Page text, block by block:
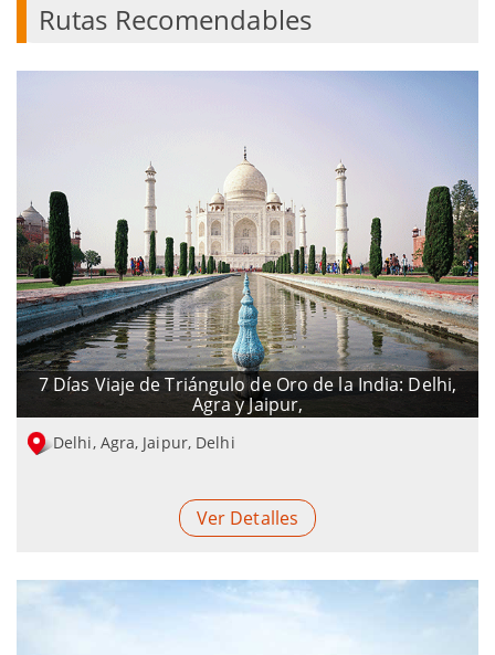
Rutas Recomendables
7 Días Viaje de Triángulo de Oro de la India: Delhi,
Agra y Jaipur,
Delhi, Agra, Jaipur, Delhi
Ver Detalles